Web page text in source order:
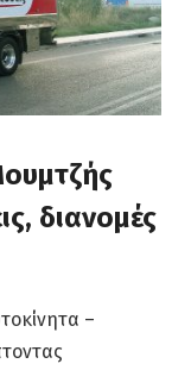
διανομές
–